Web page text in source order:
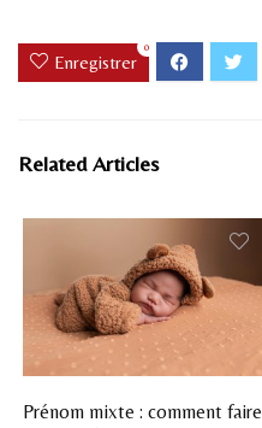
Enregistrer
0
Related Articles
Prénom mixte : comment faire